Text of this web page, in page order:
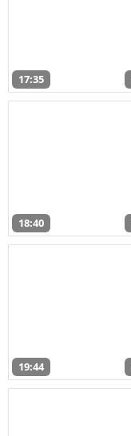
17:35
18:40
19:44